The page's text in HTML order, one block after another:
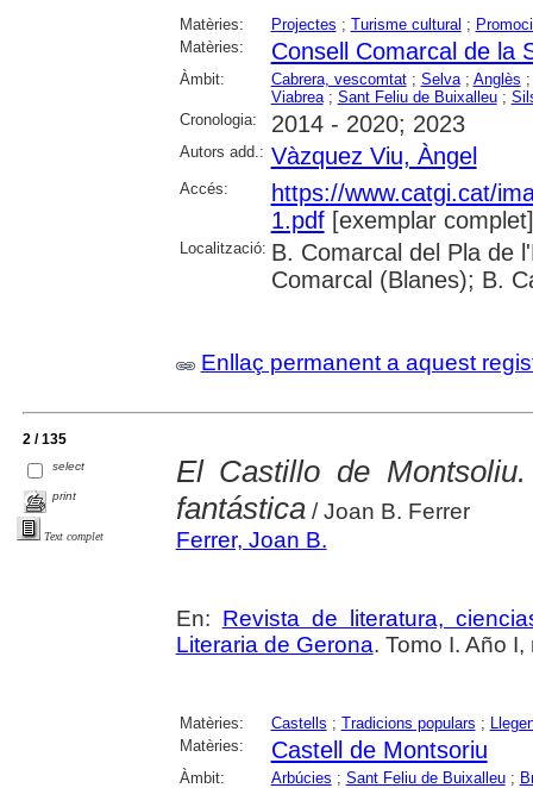
Matèries: Projectes ; Turisme cultural ;
Matèries:
Consell Comarcal de la
Àmbit: Cabrera, vescomtat; Selva; Anglès ;
Viabrea; Sant Feliu de Buixalleu;
Cronologia:
2014 - 2020; 2023
Autors add.: Vàzquez Viu, Àngel
Accés:
https://www.catgi.cat/
1.pdf[exemplar complet]
Localització: B. Comarcal del Pla de
Comarcal (Blanes); B.
Enllaç permanent a aquest
2 / 135
select
print
Text complet
El Castillo de
fantástica/ Joan B. Ferrer
Ferrer, Joan B.
En: Revista de literatura,
Literaria de Gerona. Tomo I. Año
Matèries: Castells ; Tradicions populars ;
Matèries:
Castell de Montsoriu
Àmbit: Arbúcies ; Sant Feliu de Buixalleu;